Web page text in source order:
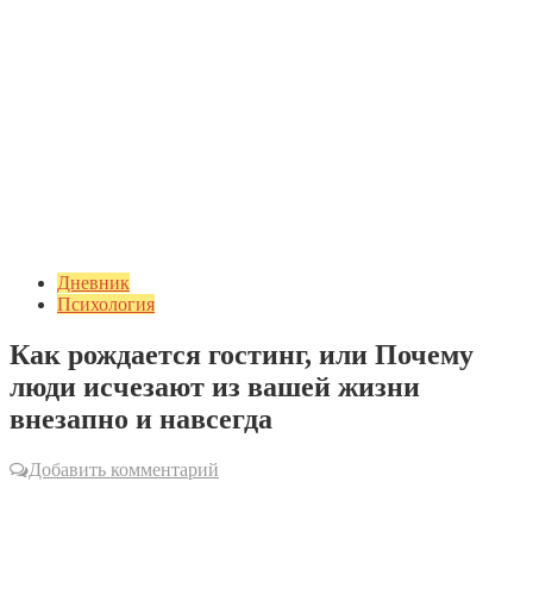
Дневник
Психология
Как рождается гостинг, или Почему
люди исчезают из вашей жизни
внезапно и навсегда
Добавить комментарий